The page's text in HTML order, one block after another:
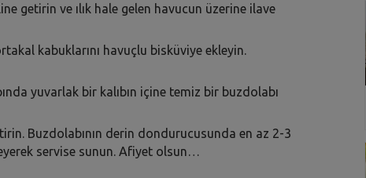
getirin ve ılık hale gelen havucun üzerine ilave
kabuklarını havuçlu bisküviye ekleyin.
yuvarlak bir kalıbın içine temiz bir buzdolabı
Buzdolabının derin dondurucusunda en az 2-3
servise sunun. Afiyet olsun…